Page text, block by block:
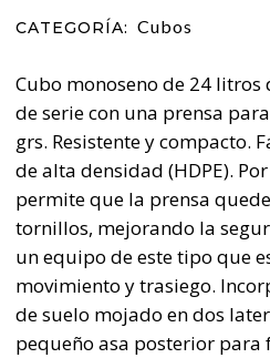
CATEGORÍA: Cubos
Cubo monoseno de 24
de serie con una prensa
grs. Resistente y compacto.
de alta densidad (HDPE).
permite que la prensa
tornillos, mejorando la
un equipo de este tipo que
movimiento y trasiego.
de suelo mojado en dos
pequeño asa posterior para